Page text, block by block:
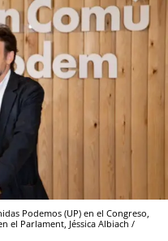
Podemos (UP) en el Congreso,
el Parlament, Jéssica Albiach /